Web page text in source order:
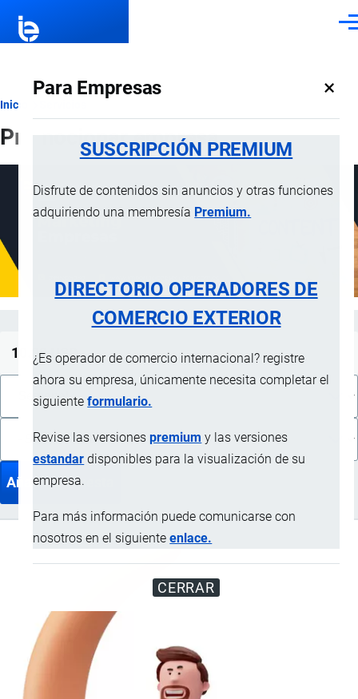
Para Empresas ×
SUSCRIPCIÓN PREMIUM
Disfrute de contenidos sin anuncios y otras funciones
adquiriendo una membresía Premium.
DIRECTORIO OPERADORES DE
COMERCIO EXTERIOR
¿Es operador de comercio internacional? registre
ahora su empresa, únicamente necesita completar el
siguienteformulario.
Revise las versionespremium y las versiones
estandar disponibles para la visualización de su
empresa.
Para más información puede comunicarse con
nosotros en el siguienteenlace.
CERRAR
Ruta
de
navegación
Inicio
Promocionar empresa
10.00USD